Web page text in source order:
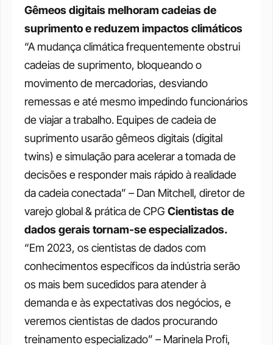
Gêmeos digitais melhoram cadeias de
suprimento e reduzem impactos climáticos
“A mudança climática frequentemente obstrui
cadeias de suprimento, bloqueando o
movimento de mercadorias, desviando
remessas e até mesmo impedindo funcionários
de viajar a trabalho. Equipes de cadeia de
suprimento usarão gêmeos digitais (digital
twins) e simulação para acelerar a tomada de
decisões e responder mais rápido à realidade
da cadeia conectada” – Dan Mitchell, diretor de
varejo global & prática de CPG Cientistas de
dados gerais tornam-se especializados.
“Em 2023, os cientistas de dados com
conhecimentos específicos da indústria serão
os mais bem sucedidos para atender à
demanda e às expectativas dos negócios, e
veremos cientistas de dados procurando
treinamento especializado” – Marinela Profi,